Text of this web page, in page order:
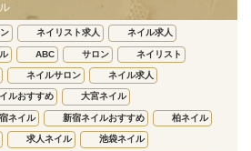
ネイリスト求人 ネイル求人
ABC サロン ネイリスト
ネイルサロン ネイル求人
ルおすすめ 大宮ネイル
ネイル 新宿ネイルおすすめ 柏ネイル
求人ネイル 池袋ネイル